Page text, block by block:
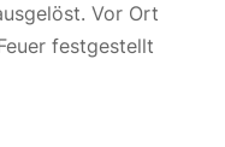
Vor Ort
festgestellt